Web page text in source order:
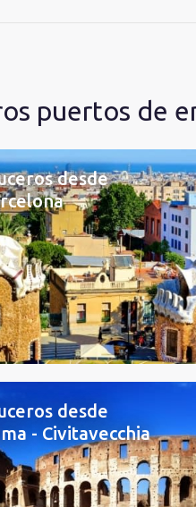
puertos de
desde
desde
- Civitavecchia